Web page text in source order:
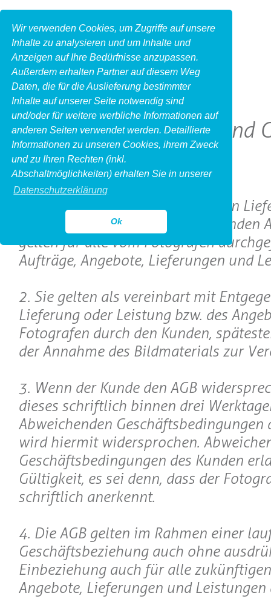
Wir verwenden Cookies, um Zugriffe auf unsere
Inhalte zu analysieren und um Inhalte und
Anzeigen auf Ihre Bedürfnisse anzupassen.
Außerdem erhalten Partner auf diesem Weg
Daten, die für die Auslieferung bestimmter
Inhalte auf unserer Seite notwendig sind
und/oder für weitere werbliche Informationen auf
anderen Seiten verwendet werden. Detaillierte
Informationen zu unseren Cookies, ihrem Zweck
und zu Ihren Rechten (inkl.
Abschaltmöglichkeiten) erhalten Sie in unserer
Datenschutzerklärung
Ok
Allgemeine Liefer- und
I. Geltung
1. Die nachfolgenden allgemeinen
Geschäftsbedingungen (im folgenden
gelten für alle vom Fotografen
Aufträge, Angebote, Lieferungen und
2. Sie gelten als vereinbart mit
Lieferung oder Leistung bzw. des
Fotografen durch den Kunden,
der Annahme des Bildmaterials zur
3. Wenn der Kunde den AGB
dieses schriftlich binnen drei
Abweichenden Geschäftsbedingungen
wird hiermit widersprochen.
Geschäftsbedingungen des Kunden
Gültigkeit, es sei denn, dass der
schriftlich anerkennt.
4. Die AGB gelten im Rahmen einer
Geschäftsbeziehung auch ohne
Einbeziehung auch für alle
Angebote, Lieferungen und Leistungen